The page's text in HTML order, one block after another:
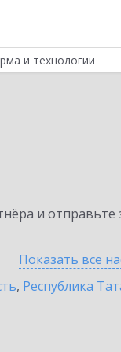
и технологии
и отправьте
Показать все
, Республика